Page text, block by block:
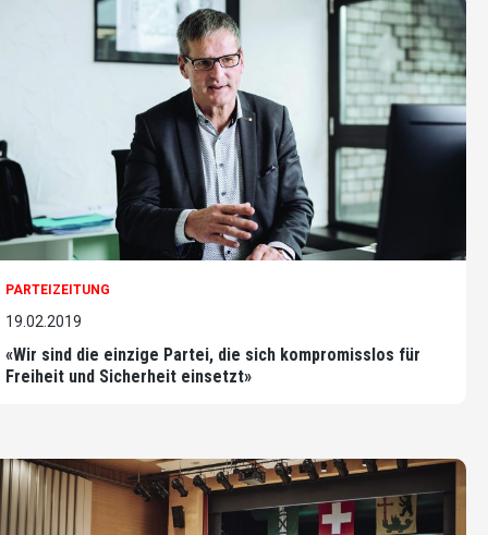
PARTEIZEITUNG
19.02.2019
«Wir sind die einzige Partei, die sich kompromisslos für
Freiheit und Sicherheit einsetzt»